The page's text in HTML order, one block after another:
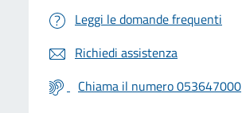
Leggi le domande frequenti
Richiedi assistenza
Chiama il numero 053647000